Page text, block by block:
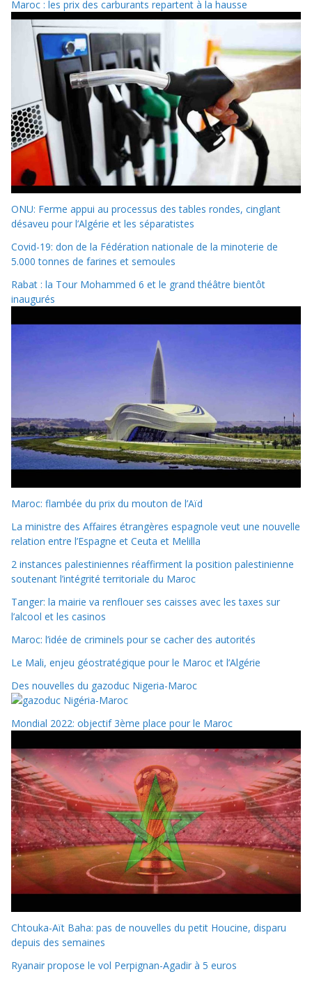
Maroc : les prix des carburants repartent à la hausse
ONU: Ferme appui au processus des tables rondes, cinglant
désaveu pour l’Algérie et les séparatistes
Covid-19: don de la Fédération nationale de la minoterie de
5.000 tonnes de farines et semoules
Rabat : la Tour Mohammed 6 et le grand théâtre bientôt
inaugurés
Maroc: flambée du prix du mouton de l’Aïd
La ministre des Affaires étrangères espagnole veut une nouvelle
relation entre l’Espagne et Ceuta et Melilla
2 instances palestiniennes réaffirment la position palestinienne
soutenant l’intégrité territoriale du Maroc
Tanger: la mairie va renflouer ses caisses avec les taxes sur
l’alcool et les casinos
Maroc: l’idée de criminels pour se cacher des autorités
Le Mali, enjeu géostratégique pour le Maroc et l’Algérie
Des nouvelles du gazoduc Nigeria-Maroc
Mondial 2022: objectif 3ème place pour le Maroc
Chtouka-Aït Baha: pas de nouvelles du petit Houcine, disparu
depuis des semaines
Ryanair propose le vol Perpignan-Agadir à 5 euros